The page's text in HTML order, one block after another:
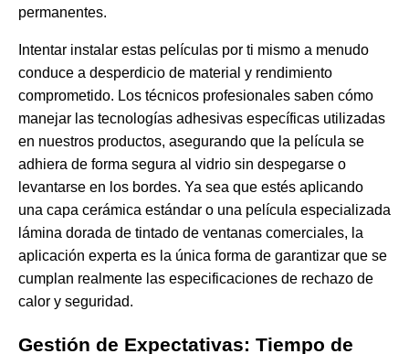
permanentes.
Intentar instalar estas películas por ti mismo a menudo
conduce a desperdicio de material y rendimiento
comprometido. Los técnicos profesionales saben cómo
manejar las tecnologías adhesivas específicas utilizadas
en nuestros productos, asegurando que la película se
adhiera de forma segura al vidrio sin despegarse o
levantarse en los bordes. Ya sea que estés aplicando
una capa cerámica estándar o una película especializada
lámina dorada de tintado de ventanas comerciales, la
aplicación experta es la única forma de garantizar que se
cumplan realmente las especificaciones de rechazo de
calor y seguridad.
Gestión de Expectativas: Tiempo de